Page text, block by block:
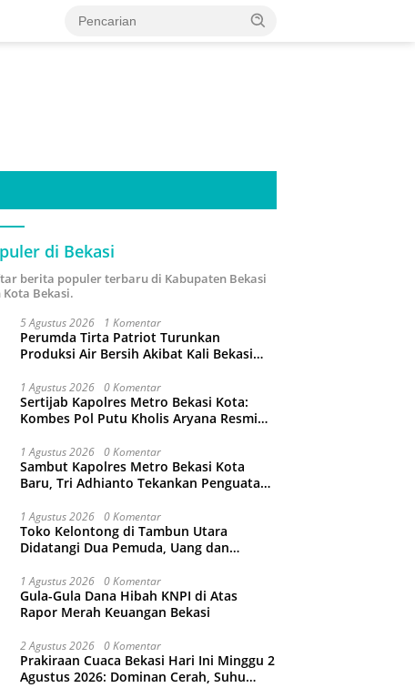
di Bekasi
berita populer terbaru di Kabupaten Bekasi
Kota Bekasi.
5 Agustus 2026 1 Komentar
Perumda Tirta Patriot Turunkan
Produksi Air Bersih Akibat Kali Bekasi
1 Agustus 2026 0 Komentar
Sertijab Kapolres Metro Bekasi Kota:
Kombes Pol Putu Kholis Aryana Resmi
Bintoro
1 Agustus 2026 0 Komentar
Sambut Kapolres Metro Bekasi Kota
Baru, Tri Adhianto Tekankan Penguatan
1 Agustus 2026 0 Komentar
Toko Kelontong di Tambun Utara
Didatangi Dua Pemuda, Uang dan
1 Agustus 2026 0 Komentar
Gula-Gula Dana Hibah KNPI di Atas
Rapor Merah Keuangan Bekasi
2 Agustus 2026 0 Komentar
Prakiraan Cuaca Bekasi Hari Ini Minggu 2
Agustus 2026: Dominan Cerah, Suhu